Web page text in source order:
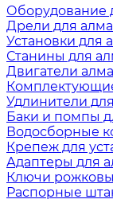
Оборудование
Дрели для
Установки для
Станины для
Двигатели
Удлинители
Баки и помпы
Водосборные
Крепеж для
Адаптеры для
Ключи
Распорные